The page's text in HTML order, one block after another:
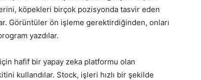
köpekleri birçok pozisyonda tasvir eden
Görüntüler ön işleme gerektirdiğinden, onları
yazdılar.
hafif bir yapay zeka platformu olan
kullandılar. Stock, işleri hızlı bir şekilde